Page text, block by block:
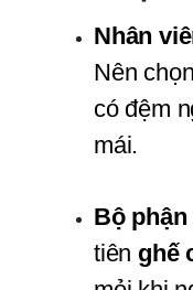
Nhân
Nên chọn
có đệm
mái.
Bộ
tiên ghế